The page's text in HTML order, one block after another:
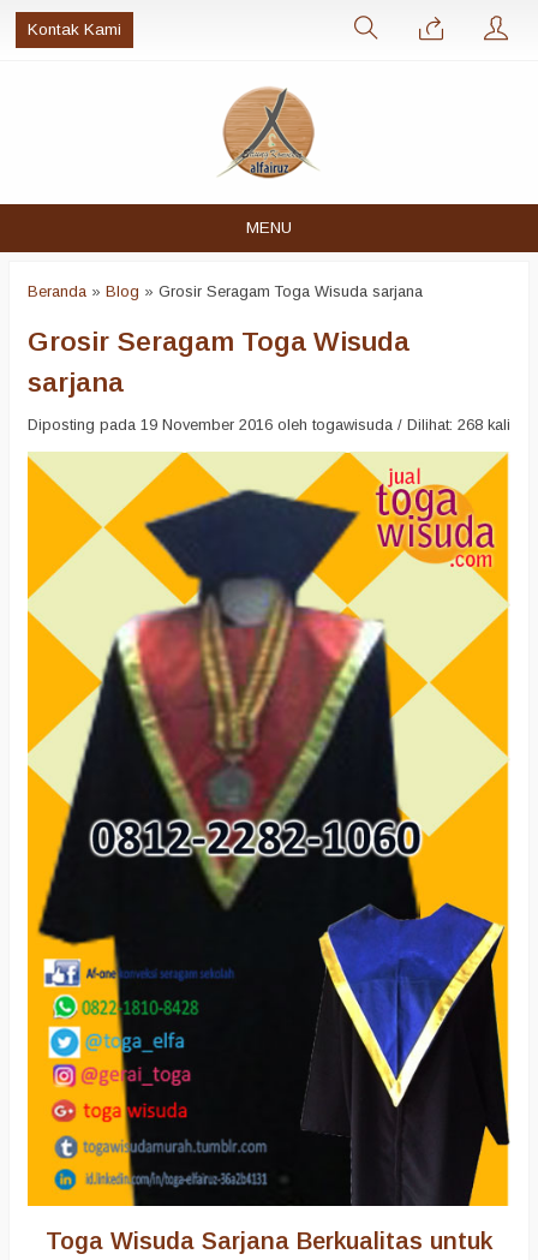
Kontak Kami
MENU
Beranda » Blog » Grosir Seragam Toga Wisuda sarjana
Grosir Seragam Toga Wisuda
sarjana
Diposting pada 19 November 2016 oleh togawisuda / Dilihat: 268 kali
Toga Wisuda Sarjana Berkualitas untuk